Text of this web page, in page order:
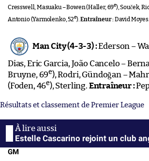
Cresswell, Masuaku – Bowen (Haller, 69e), Souček,
Antonio (Yarmolenko, 52e). Entraîneur : David Moyes.
Man City (4-3-3) :Ederson –
Dias, Eric Garcia, João Cancelo –
Bruyne, 69e), Rodri, Gündoğan –
(Foden, 46e), Sterling. Entraîneur :
Résultats et classement de Premier League
Estelle Cascarino rejoint un club
GM